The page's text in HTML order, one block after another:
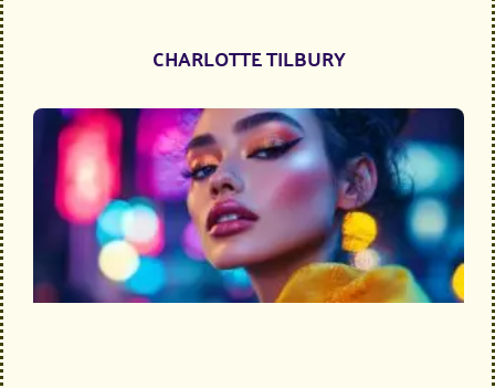
CHARLOTTE TILBURY